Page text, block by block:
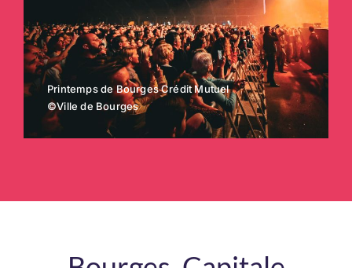
Printemps de Bourges Crédit Mutuel
©Ville de Bourges